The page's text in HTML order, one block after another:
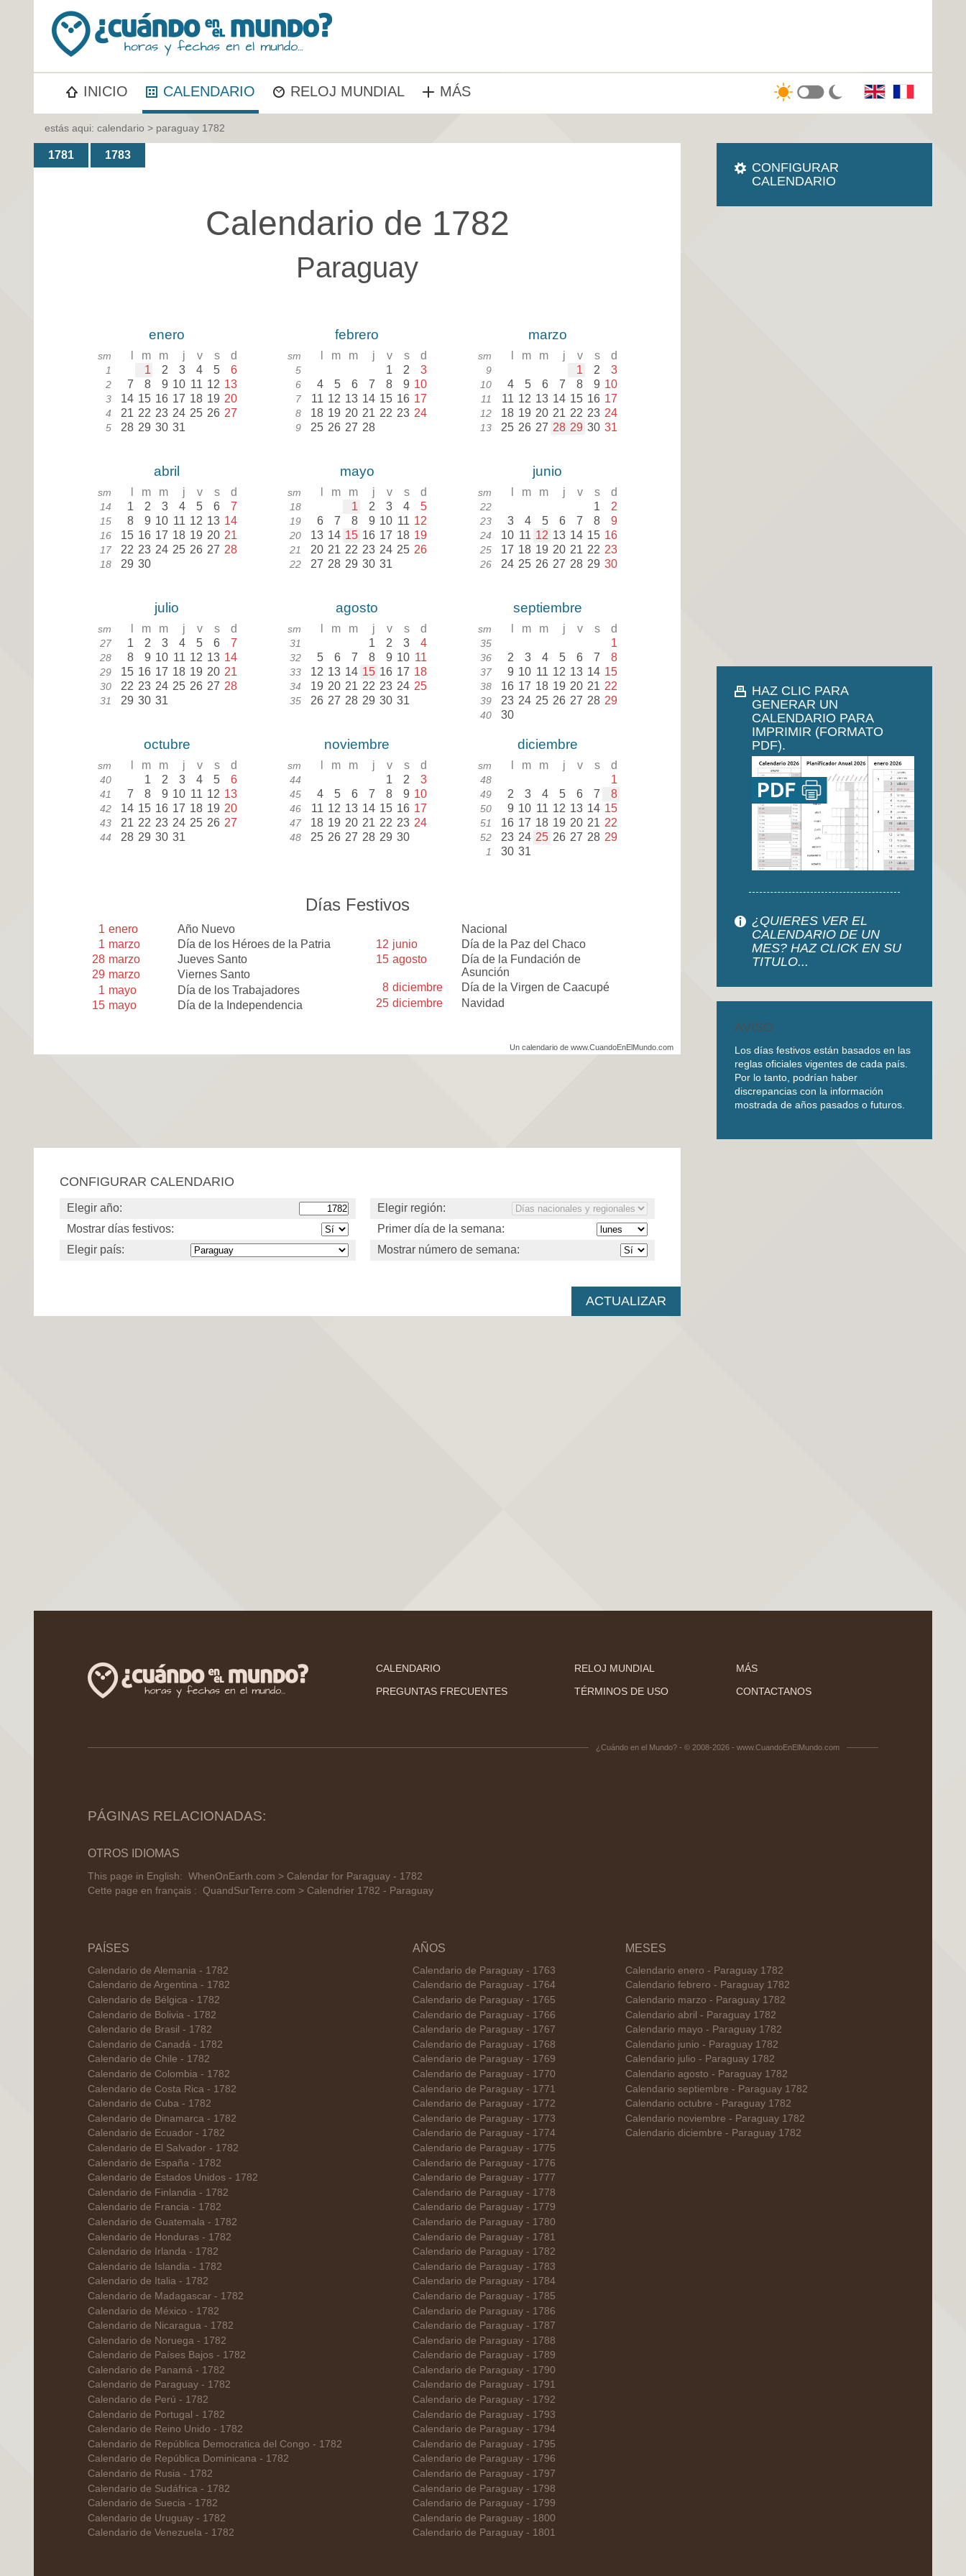
INICIO CALENDARIO RELOJ MUNDIAL MÁS
estás aqui: calendario > paraguay 1782
1781 1783
Calendario de 1782
Paraguay
enero
sm m m j v s d
1 1 2 3 4 5 6
2 7 8 9 10 11 12 13
3 14 15 16 17 18 19 20
4 21 22 23 24 25 26 27
5 28 29 30 31
febrero
sm m m j v s d
5 1 2 3
6 4 5 6 7 8 9 10
7 11 12 13 14 15 16 17
8 18 19 20 21 22 23 24
9 25 26 27 28
marzo
sm m m j v s d
9 1 2 3
10 4 5 6 7 8 9 10
11 11 12 13 14 15 16 17
12 18 19 20 21 22 23 24
13 25 26 27 28 29 30 31
abril
sm m m j v s d
14 1 2 3 4 5 6 7
15 8 9 10 11 12 13 14
16 15 16 17 18 19 20 21
17 22 23 24 25 26 27 28
18 29 30
mayo
sm m m j v s d
18 1 2 3 4 5
19 6 7 8 9 10 11 12
20 13 14 15 16 17 18 19
21 20 21 22 23 24 25 26
22 27 28 29 30 31
junio
sm m m j v s d
22 1 2
23 3 4 5 6 7 8 9
24 10 11 12 13 14 15 16
25 17 18 19 20 21 22 23
26 24 25 26 27 28 29 30
julio
sm m m j v s d
27 1 2 3 4 5 6 7
28 8 9 10 11 12 13 14
29 15 16 17 18 19 20 21
30 22 23 24 25 26 27 28
31 29 30 31
agosto
sm m m j v s d
31 1 2 3 4
32 5 6 7 8 9 10 11
33 12 13 14 15 16 17 18
34 19 20 21 22 23 24 25
35 26 27 28 29 30 31
septiembre
sm m m j v s d
35 1
36 2 3 4 5 6 7 8
37 9 10 11 12 13 14 15
38 16 17 18 19 20 21 22
39 23 24 25 26 27 28 29
40 30
octubre
sm m m j v s d
40 1 2 3 4 5 6
41 7 8 9 10 11 12 13
42 14 15 16 17 18 19 20
43 21 22 23 24 25 26 27
44 28 29 30 31
noviembre
sm m m j v s d
44 1 2 3
45 4 5 6 7 8 9 10
46 11 12 13 14 15 16 17
47 18 19 20 21 22 23 24
48 25 26 27 28 29 30
diciembre
sm m m j v s d
48 1
49 2 3 4 5 6 7 8
50 9 10 11 12 13 14 15
51 16 17 18 19 20 21 22
52 23 24 25 26 27 28 29
1 30 31
Días Festivos
1 enero
Año Nuevo
1 marzo
Día de los Héroes de la Patria
28 marzo
Jueves Santo
29 marzo
Viernes Santo
1 mayo
Día de los Trabajadores
15 mayo Día de la Independencia
Nacional
12 junio
Día de la Paz del Chaco
15 agosto
Día de la Fundación de
Asunción
8 diciembre
Día de la Virgen de Caacupé
25 diciembre Navidad
Un calendario de www.CuandoEnElMundo.com
CONFIGURAR CALENDARIO
Elegir año:
Mostrar días festivos:
Elegir país:
Elegir región:
Primer día de la semana:
Mostrar número de semana:
CONFIGURAR
CALENDARIO
HAZ CLIC PARA
GENERAR UN
CALENDARIO PARA
IMPRIMIR (FORMATO
PDF).
¿QUIERES VER EL
CALENDARIO DE UN
MES? HAZ CLICK EN SU
TITULO...
AVISO
Los días festivos están basados en las
reglas oficiales vigentes de cada país.
Por lo tanto, podrían haber
discrepancias con la información
mostrada de años pasados o futuros.
CALENDARIO RELOJ MUNDIAL
MÁS
PREGUNTAS FRECUENTES
TÉRMINOS DE USO CONTACTANOS
¿Cuándo en el Mundo? - © 2008-2026 - www.CuandoEnElMundo.com
PÁGINAS RELACIONADAS:
OTROS IDIOMAS
This page in English: WhenOnEarth.com > Calendar for Paraguay - 1782
Cette page en français : QuandSurTerre.com > Calendrier 1782 - Paraguay
PAÍSES
Calendario de Alemania - 1782
Calendario de Argentina - 1782
Calendario de Bélgica - 1782
Calendario de Bolivia - 1782
Calendario de Brasil - 1782
Calendario de Canadá - 1782
Calendario de Chile - 1782
Calendario de Colombia - 1782
Calendario de Costa Rica - 1782
Calendario de Cuba - 1782
Calendario de Dinamarca - 1782
Calendario de Ecuador - 1782
Calendario de El Salvador - 1782
Calendario de España - 1782
Calendario de Estados Unidos - 1782
Calendario de Finlandia - 1782
Calendario de Francia - 1782
Calendario de Guatemala - 1782
Calendario de Honduras - 1782
Calendario de Irlanda - 1782
Calendario de Islandia - 1782
Calendario de Italia - 1782
Calendario de Madagascar - 1782
Calendario de México - 1782
Calendario de Nicaragua - 1782
Calendario de Noruega - 1782
Calendario de Países Bajos - 1782
Calendario de Panamá - 1782
Calendario de Paraguay - 1782
Calendario de Perú - 1782
Calendario de Portugal - 1782
Calendario de Reino Unido - 1782
Calendario de República Democratica del Congo - 1782
Calendario de República Dominicana - 1782
Calendario de Rusia - 1782
Calendario de Sudáfrica - 1782
Calendario de Suecia - 1782
Calendario de Uruguay - 1782
Calendario de Venezuela - 1782
AÑOS
Calendario de Paraguay - 1763
Calendario de Paraguay - 1764
Calendario de Paraguay - 1765
Calendario de Paraguay - 1766
Calendario de Paraguay - 1767
Calendario de Paraguay - 1768
Calendario de Paraguay - 1769
Calendario de Paraguay - 1770
Calendario de Paraguay - 1771
Calendario de Paraguay - 1772
Calendario de Paraguay - 1773
Calendario de Paraguay - 1774
Calendario de Paraguay - 1775
Calendario de Paraguay - 1776
Calendario de Paraguay - 1777
Calendario de Paraguay - 1778
Calendario de Paraguay - 1779
Calendario de Paraguay - 1780
Calendario de Paraguay - 1781
Calendario de Paraguay - 1782
Calendario de Paraguay - 1783
Calendario de Paraguay - 1784
Calendario de Paraguay - 1785
Calendario de Paraguay - 1786
Calendario de Paraguay - 1787
Calendario de Paraguay - 1788
Calendario de Paraguay - 1789
Calendario de Paraguay - 1790
Calendario de Paraguay - 1791
Calendario de Paraguay - 1792
Calendario de Paraguay - 1793
Calendario de Paraguay - 1794
Calendario de Paraguay - 1795
Calendario de Paraguay - 1796
Calendario de Paraguay - 1797
Calendario de Paraguay - 1798
Calendario de Paraguay - 1799
Calendario de Paraguay - 1800
Calendario de Paraguay - 1801
MESES
Calendario enero - Paraguay 1782
Calendario febrero - Paraguay 1782
Calendario marzo - Paraguay 1782
Calendario abril - Paraguay 1782
Calendario mayo - Paraguay 1782
Calendario junio - Paraguay 1782
Calendario julio - Paraguay 1782
Calendario agosto - Paraguay 1782
Calendario septiembre - Paraguay 1782
Calendario octubre - Paraguay 1782
Calendario noviembre - Paraguay 1782
Calendario diciembre - Paraguay 1782